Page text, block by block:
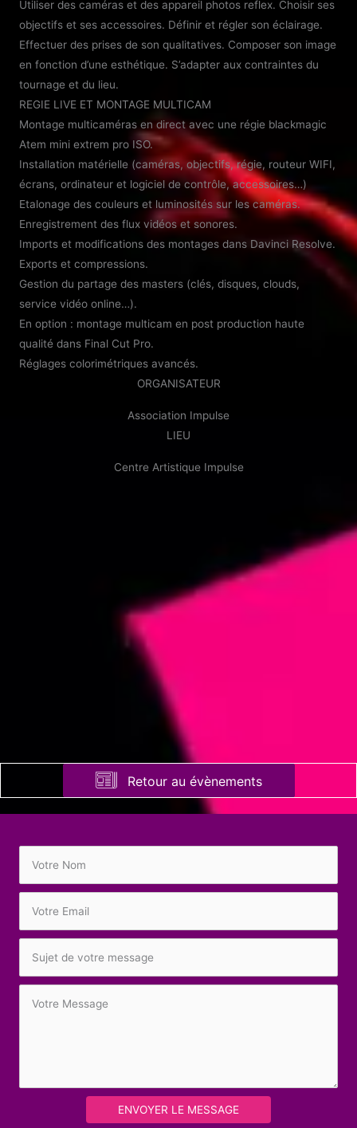
Utiliser des caméras et des appareil photos reflex. Choisir ses
objectifs et ses accessoires. Définir et régler son éclairage.
Effectuer des prises de son qualitatives. Composer son image
en fonction d’une esthétique. S’adapter aux contraintes du
tournage et du lieu.
REGIE LIVE ET MONTAGE MULTICAM
Montage multicaméras en direct avec une régie blackmagic
Atem mini extrem pro ISO.
Installation matérielle (caméras, objectifs, régie, routeur WIFI,
écrans, ordinateur et logiciel de contrôle, accessoires…)
Etalonage des couleurs et luminosités sur les caméras.
Enregistrement des flux vidéos et sonores.
Imports et modifications des montages dans Davinci Resolve.
Exports et compressions.
Gestion du partage des masters (clés, disques, clouds,
service vidéo online…).
En option : montage multicam en post production haute
qualité dans Final Cut Pro.
Réglages colorimétriques avancés.
ORGANISATEUR
Association Impulse
LIEU
Centre Artistique Impulse
Retour au évènements
ENVOYER LE MESSAGE